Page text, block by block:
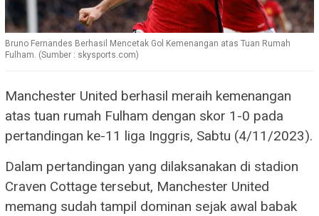
Bruno Fernandes Berhasil Mencetak Gol Kemenangan atas Tuan Rumah
Fulham. (Sumber : skysports.com)
Manchester United berhasil meraih kemenangan
atas tuan rumah Fulham dengan skor 1-0 pada
pertandingan ke-11 liga Inggris, Sabtu (4/11/2023).
Dalam pertandingan yang dilaksanakan di stadion
Craven Cottage tersebut, Manchester United
memang sudah tampil dominan sejak awal babak